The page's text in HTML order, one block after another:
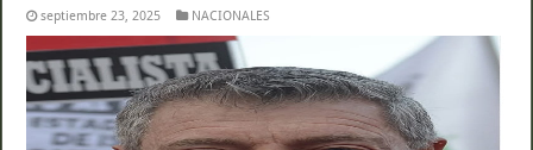
septiembre 23, 2025 NACIONALES